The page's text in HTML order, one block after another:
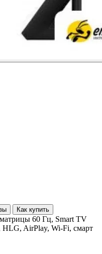
Как купить
60 Гц, Smart TV
AirPlay, Wi-Fi, смарт